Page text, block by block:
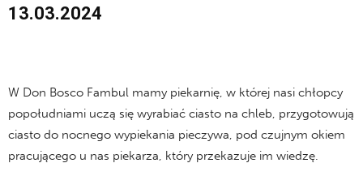
13.03.2024
W Don Bosco Fambul mamy piekarnię, w której nasi chłopcy
popołudniami uczą się wyrabiać ciasto na chleb, przygotowują
ciasto do nocnego wypiekania pieczywa, pod czujnym okiem
pracującego u nas piekarza, który przekazuje im wiedzę.